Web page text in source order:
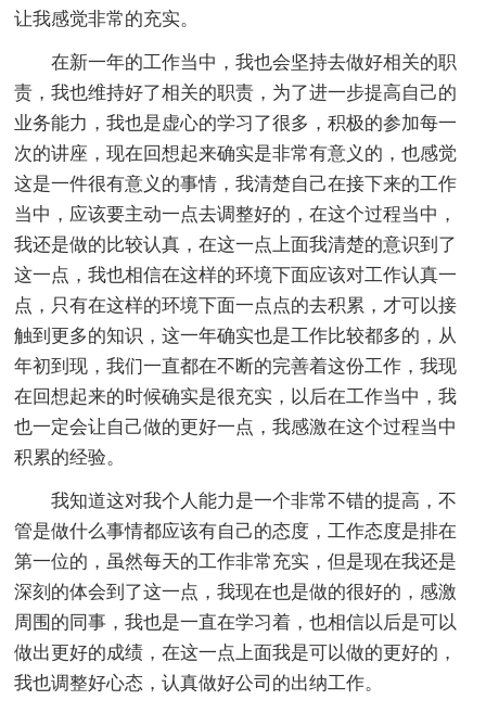
让我感觉非常的充实。
在新一年的工作当中，我也会坚持去做好相关的职
责，我也维持好了相关的职责，为了进一步提高自己的
业务能力，我也是虚心的学习了很多，积极的参加每一
次的讲座，现在回想起来确实是非常有意义的，也感觉
这是一件很有意义的事情，我清楚自己在接下来的工作
当中，应该要主动一点去调整好的，在这个过程当中，
我还是做的比较认真，在这一点上面我清楚的意识到了
这一点，我也相信在这样的环境下面应该对工作认真一
点，只有在这样的环境下面一点点的去积累，才可以接
触到更多的知识，这一年确实也是工作比较都多的，从
年初到现，我们一直都在不断的完善着这份工作，我现
在回想起来的时候确实是很充实，以后在工作当中，我
也一定会让自己做的更好一点，我感激在这个过程当中
积累的经验。
我知道这对我个人能力是一个非常不错的提高，不
管是做什么事情都应该有自己的态度，工作态度是排在
第一位的，虽然每天的工作非常充实，但是现在我还是
深刻的体会到了这一点，我现在也是做的很好的，感激
周围的同事，我也是一直在学习着，也相信以后是可以
做出更好的成绩，在这一点上面我是可以做的更好的，
我也调整好心态，认真做好公司的出纳工作。